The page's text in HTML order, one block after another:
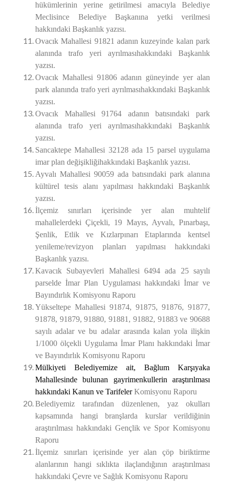
hükümlerinin yerine getirilmesi amacıyla Belediye
Meclisince Belediye Başkanına yetki verilmesi
hakkındaki Başkanlık yazısı.
Ovacık Mahallesi 91821 adanın kuzeyinde kalan park
alanında trafo yeri ayrılmasıhakkındaki Başkanlık
yazısı.
Ovacık Mahallesi 91806 adanın güneyinde yer alan
park alanında trafo yeri ayrılmasıhakkındaki Başkanlık
yazısı.
Ovacık Mahallesi 91764 adanın batısındaki park
alanında trafo yeri ayrılmasıhakkındaki Başkanlık
yazısı.
Sancaktepe Mahallesi 32128 ada 15 parsel uygulama
imar plan değişikliğihakkındaki Başkanlık yazısı.
Ayvalı Mahallesi 90059 ada batısındaki park alanına
kültürel tesis alanı yapılması hakkındaki Başkanlık
yazısı.
İlçemiz sınırları içerisinde yer alan muhtelif
mahallelerdeki Çiçekli, 19 Mayıs, Ayvalı, Pınarbaşı,
Şenlik, Etlik ve Kızlarpınarı Etaplarında kentsel
yenileme/revizyon planları yapılması hakkındaki
Başkanlık yazısı.
Kavacık Subayevleri Mahallesi 6494 ada 25 sayılı
parselde İmar Plan Uygulaması hakkındaki İmar ve
Bayındırlık Komisyonu Raporu
Yükseltepe Mahallesi 91874, 91875, 91876, 91877,
91878, 91879, 91880, 91881, 91882, 91883 ve 90688
sayılı adalar ve bu adalar arasında kalan yola ilişkin
1/1000 ölçekli Uygulama İmar Planı hakkındaki İmar
ve Bayındırlık Komisyonu Raporu
Mülkiyeti Belediyemize ait, Bağlum Karşıyaka
Mahallesinde bulunan gayrimenkullerin araştırılması
hakkındaki Kanun ve TarifelerKomisyonu Raporu
Belediyemiz tarafından düzenlenen, yaz okulları
kapsamında hangi branşlarda kurslar verildiğinin
araştırılması hakkındaki Gençlik ve Spor Komisyonu
Raporu
İlçemiz sınırları içerisinde yer alan çöp biriktirme
alanlarının hangi sıklıkta ilaçlandığının araştırılması
hakkındaki Çevre ve Sağlık Komisyonu Raporu